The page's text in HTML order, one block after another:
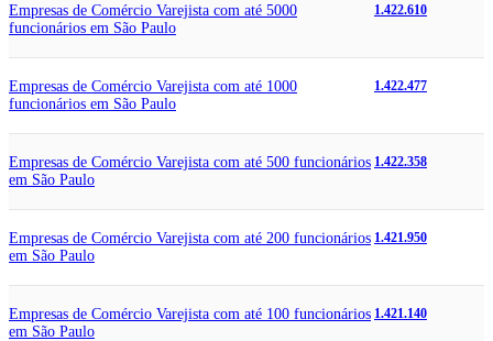
Empresas de Comércio Varejista com até 5000
funcionários em São Paulo
1.422.610
Empresas de Comércio Varejista com até 1000
funcionários em São Paulo
1.422.477
Empresas de Comércio Varejista com até 500 funcionários
em São Paulo
1.422.358
Empresas de Comércio Varejista com até 200 funcionários
em São Paulo
1.421.950
Empresas de Comércio Varejista com até 100 funcionários
em São Paulo
1.421.140